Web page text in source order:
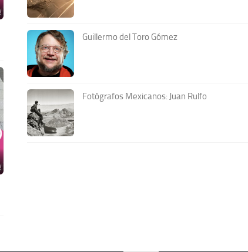
Guillermo del Toro Gómez
Fotógrafos Mexicanos: Juan Rulfo